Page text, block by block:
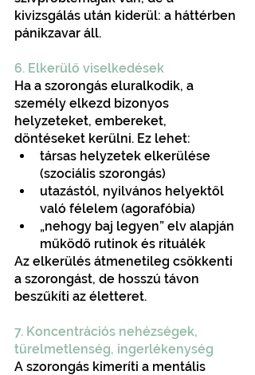
kivizsgálás után kiderül: a háttérben
pánikzavar áll.
6. Elkerülő viselkedések
Ha a szorongás eluralkodik, a
személy elkezd bizonyos
helyzeteket, embereket,
döntéseket kerülni. Ez lehet:
társas helyzetek elkerülése
(szociális szorongás)
utazástól, nyilvános helyektől
való félelem (agorafóbia)
„nehogy baj legyen” elv alapján
működő rutinok és rituálék
Az elkerülés átmenetileg csökkenti
a szorongást, de hosszú távon
beszűkíti az életteret.
7. Koncentrációs nehézségek,
türelmetlenség, ingerlékenység
A szorongás kimeríti a mentális